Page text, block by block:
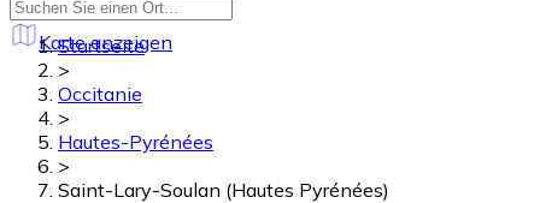
Karte anzeigen
Startseite
>
Occitanie
>
Hautes-Pyrénées
>
Saint-Lary-Soulan (Hautes Pyrénées)